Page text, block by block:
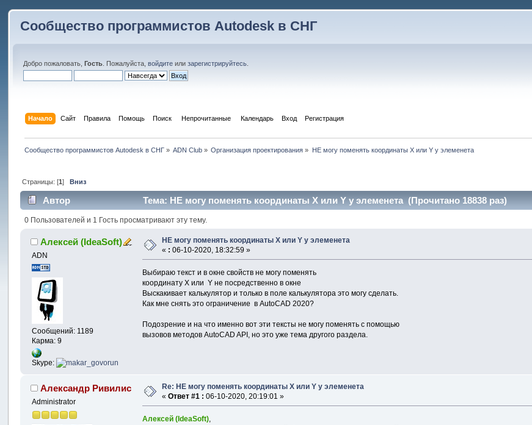
Сообщество программистов Autodesk в СНГ
Добро пожаловать,Гость . Пожалуйста,войдите илизарегистрируйтесь
Начало Сайт Правила Помощь Поиск Непрочитанные Календарь Вход Регистрация
Сообщество программистов Autodesk в СНГ» ADN Club » Организация проектирования » НЕ могу поменять координаты X или Y у элеменета
Страницы: [1] Вниз
Автор Тема: НЕ могу поменять координаты X или Y у элеменета (Прочитано 18838 раз)
0 Пользователей и 1 Гость просматривают эту тему.
Алексей (IdeaSoft)
ADN
Сообщений: 1189
Карма: 9
Skype:
НЕ могу поменять координаты X или Y у элеменета
« : 06-10-2020, 18:32:59 »
Выбираю текст и в окне свойств не могу поменять
координату X или Y не посредственно в окне
Выскакивает калькулятор и только в поле калькулятора это могу сделать.
Как мне снять это ограничение в AutoCAD 2020?
Подозрение и на что именно вот эти тексты не могу поменять с помощью
вызовов методов AutoCAD API, но это уже тема другого раздела.
Александр Ривилис
Administrator
Re: НЕ могу поменять координаты X или Y у элеменета
«Ответ #1 : 06-10-2020, 20:19:01 »
Алексей (IdeaSoft),